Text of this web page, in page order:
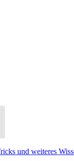
und weiteres